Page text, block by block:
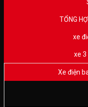
TỔNG
xe
xe 3
Xe điện